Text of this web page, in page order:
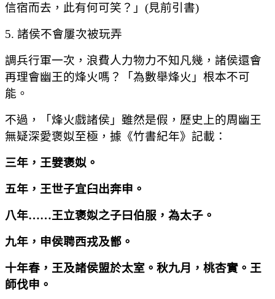
信宿而去，此有何可笑？」(見前引書)
5. 諸侯不會屢次被玩弄
調兵行軍一次，浪費人力物力不知凡幾，諸侯還會
再理會幽王的烽火嗎？「為數舉烽火」根本不可
能。
不過，「烽火戲諸侯」雖然是假，歷史上的周幽王
無疑深愛褒姒至極，據《竹書紀年》記載：
三年，王嬖褒姒。
五年，王世子宜臼出奔申。
八年……王立褒姒之子曰伯服，為太子。
九年，申侯聘西戎及鄫。
十年春，王及諸侯盟於太室。秋九月，桃杏實。王
師伐申。